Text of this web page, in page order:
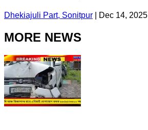
Dhekiajuli Part, Sonitpur Dec 14, 2025
MORE NEWS